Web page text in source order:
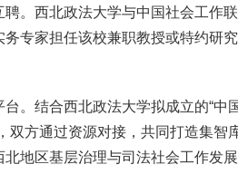
聘。西北政法大学与中国社会工作
专家担任该校兼职教授或特约研
。结合西北政法大学拟成立的“中
双方通过资源对接，共同打造集智
地区基层治理与司法社会工作发